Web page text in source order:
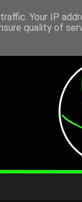
Your IP
quality of